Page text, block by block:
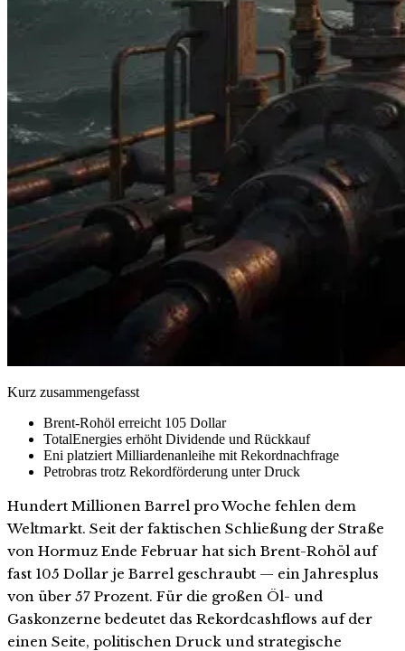
Kurz zusammengefasst
Brent-Rohöl erreicht 105 Dollar
TotalEnergies erhöht Dividende und Rückkauf
Eni platziert Milliardenanleihe mit Rekordnachfrage
Petrobras trotz Rekordförderung unter Druck
Hundert Millionen Barrel pro Woche fehlen dem
Weltmarkt. Seit der faktischen Schließung der Straße
von Hormuz Ende Februar hat sich Brent-Rohöl auf
fast 105 Dollar je Barrel geschraubt — ein Jahresplus
von über 57 Prozent. Für die großen Öl- und
Gaskonzerne bedeutet das Rekordcashflows auf der
einen Seite, politischen Druck und strategische